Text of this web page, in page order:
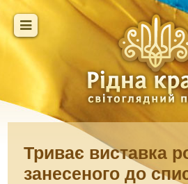
Триває виставка
занесеного до